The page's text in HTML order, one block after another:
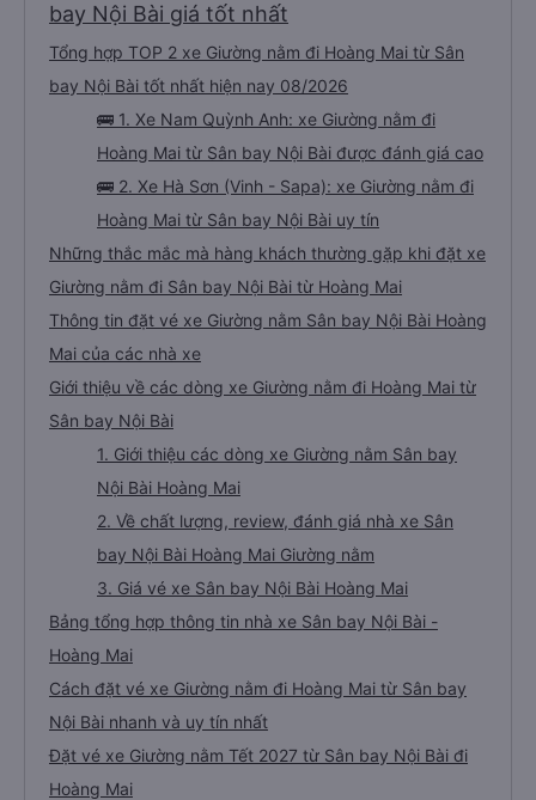
bay Nội Bài giá tốt nhất
Tổng hợp TOP 2 xe Giường nằm đi Hoàng Mai từ Sân
bay Nội Bài tốt nhất hiện nay 08/2026
🚌 1. Xe Nam Quỳnh Anh: xe Giường nằm đi
Hoàng Mai từ Sân bay Nội Bài được đánh giá cao
🚌 2. Xe Hà Sơn (Vinh - Sapa): xe Giường nằm đi
Hoàng Mai từ Sân bay Nội Bài uy tín
Những thắc mắc mà hàng khách thường gặp khi đặt xe
Giường nằm đi Sân bay Nội Bài từ Hoàng Mai
Thông tin đặt vé xe Giường nằm Sân bay Nội Bài Hoàng
Mai của các nhà xe
Giới thiệu về các dòng xe Giường nằm đi Hoàng Mai từ
Sân bay Nội Bài
1. Giới thiệu các dòng xe Giường nằm Sân bay
Nội Bài Hoàng Mai
2. Về chất lượng, review, đánh giá nhà xe Sân
bay Nội Bài Hoàng Mai Giường nằm
3. Giá vé xe Sân bay Nội Bài Hoàng Mai
Bảng tổng hợp thông tin nhà xe Sân bay Nội Bài -
Hoàng Mai
Cách đặt vé xe Giường nằm đi Hoàng Mai từ Sân bay
Nội Bài nhanh và uy tín nhất
Đặt vé xe Giường nằm Tết 2027 từ Sân bay Nội Bài đi
Hoàng Mai